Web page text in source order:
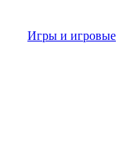
Игры и игровые